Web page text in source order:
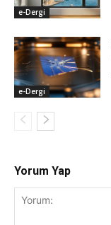
e-Dergi
e-Dergi
Yorum Yap